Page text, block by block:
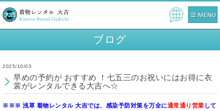
Pow
ブログ
2025/10/03
早めの予約が おすすめ ！七五三のお祝いにはお得に衣
裳がレンタルできる大吉へ☆
※※※ 浅草 着物レンタル 大吉では、感染予防対策を万全に通常通り営業 して